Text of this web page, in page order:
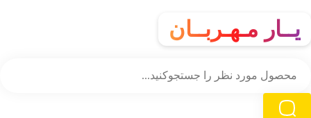
یــار مـهـربــان